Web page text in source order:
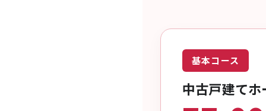
基本コース
中古戸建て